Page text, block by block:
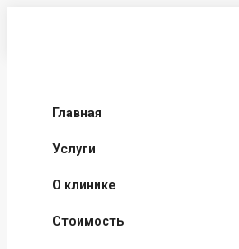
Главная
Услуги
О клинике
Стоимость